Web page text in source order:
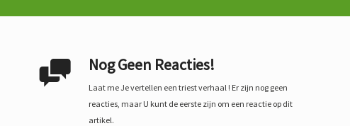
 Nog Geen Reacties!
Laat me Je vertellen een triest verhaal ! Er zijn nog geen
reacties, maar U kunt de eerste zijn om een reactie op dit
artikel.